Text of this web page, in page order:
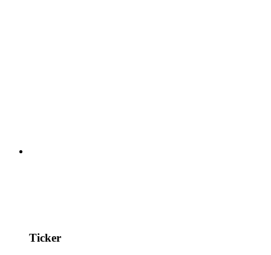
Ticker